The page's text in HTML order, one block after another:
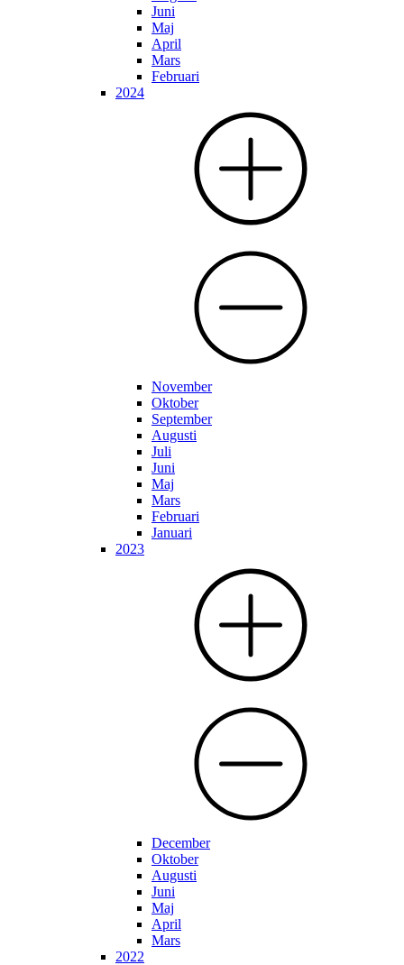
Juni
Maj
April
Mars
Februari
2024
November
Oktober
September
Augusti
Juli
Juni
Maj
Mars
Februari
Januari
2023
December
Oktober
Augusti
Juni
Maj
April
Mars
2022